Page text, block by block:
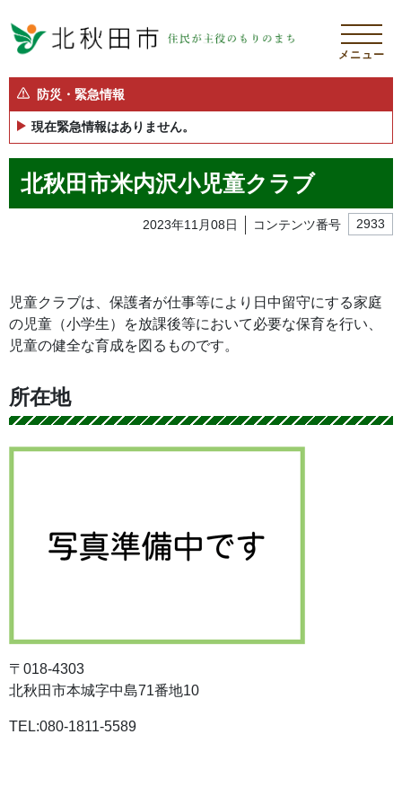
メニュー
防災・緊急情報
現在緊急情報はありません。
北秋田市米内沢小児童クラブ
2023年11月08日 コンテンツ番号 2933
児童クラブは、保護者が仕事等により日中留守にする家庭
の児童（小学生）を放課後等において必要な保育を行い、
児童の健全な育成を図るものです。
所在地
〒018-4303
北秋田市本城字中島71番地10
TEL:080-1811-5589